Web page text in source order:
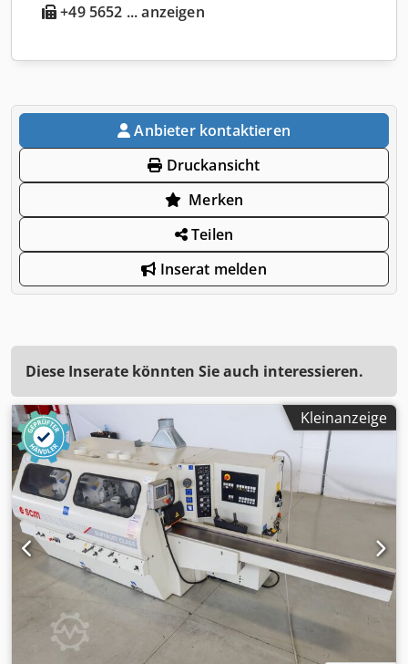
+49 5652 ... anzeigen
Anbieter kontaktieren
Druckansicht
Merken
Teilen
Inserat melden
Diese Inserate könnten Sie auch interessieren.
Kleinanzeige